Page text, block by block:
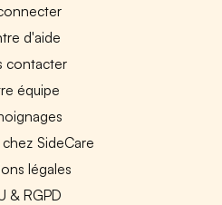
d'aide
contacter
équipe
chez SideCare
légales
& RGPD